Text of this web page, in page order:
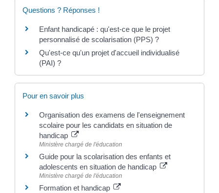
Questions ? Réponses !
Enfant handicapé : qu'est-ce que le projet
personnalisé de scolarisation (PPS) ?
Qu'est-ce qu'un projet d'accueil individualisé
(PAI) ?
Pour en savoir plus
Organisation des examens de l'enseignement
scolaire pour les candidats en situation de
handicap
Ministère chargé de l'éducation
Guide pour la scolarisation des enfants et
adolescents en situation de handicap
Ministère chargé de l'éducation
Formation et handicap